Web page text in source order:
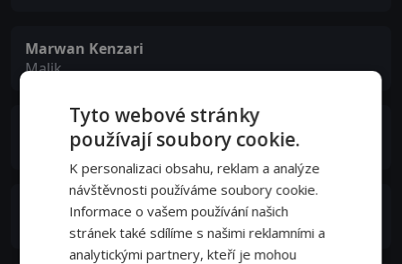
Marwan Kenzari
Malik
Neil Maskell
Dr. Whemple
Javier Botet
Tyto webové stránky
používají soubory cookie.
K personalizaci obsahu, reklam a analýze
návštěvnosti používáme soubory cookie.
Informace o vašem používání našich
stránek také sdílíme s našimi reklamními a
analytickými partnery, kteří je mohou